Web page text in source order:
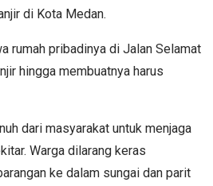
di Kota Medan.
rumah pribadinya di Jalan Selamat
hingga membuatnya harus
dari masyarakat untuk menjaga
Warga dilarang keras
ke dalam sungai dan parit